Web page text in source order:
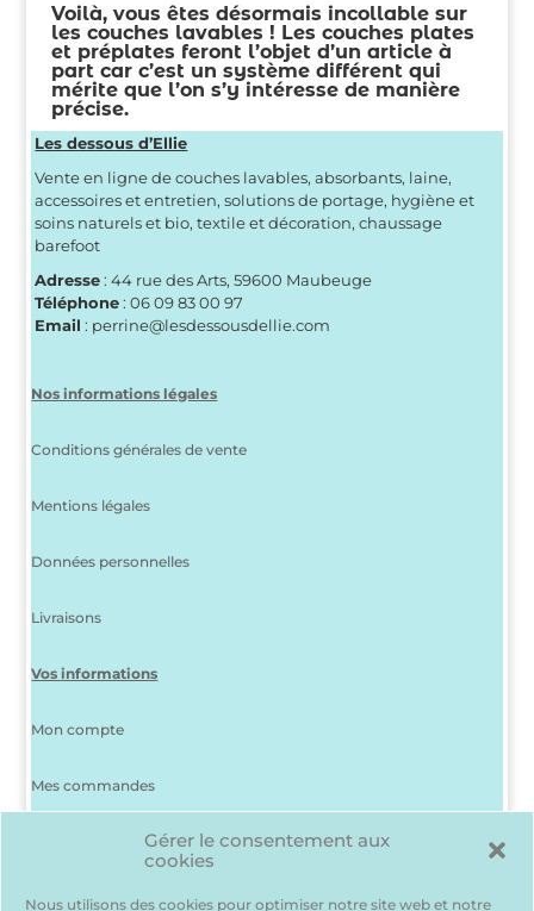
Gérer le consentement aux
cookies
Nous utilisons des cookies pour optimiser notre site web et notre
Voilà, vous êtes désormais incollable sur
les couches lavables ! Les couches plates
et préplates feront l’objet d’un article à
part car c’est un système différent qui
mérite que l’on s’y intéresse de manière
précise.
Les dessous d’Ellie
Vente en ligne de couches lavables, absorbants, laine,
accessoires et entretien, solutions de portage, hygiène et
soins naturels et bio, textile et décoration, chaussage
barefoot
Adresse: 44 rue des Arts, 59600 Maubeuge
Téléphone: 06 09 83 00 97
Email : perrine@lesdessousdellie.com
Nos informations légales
Conditions générales de vente
Mentions légales
Données personnelles
Livraisons
Vos informations
Mon compte
Mes commandes
J’ai perdu mon mot de passe
Déconnexion